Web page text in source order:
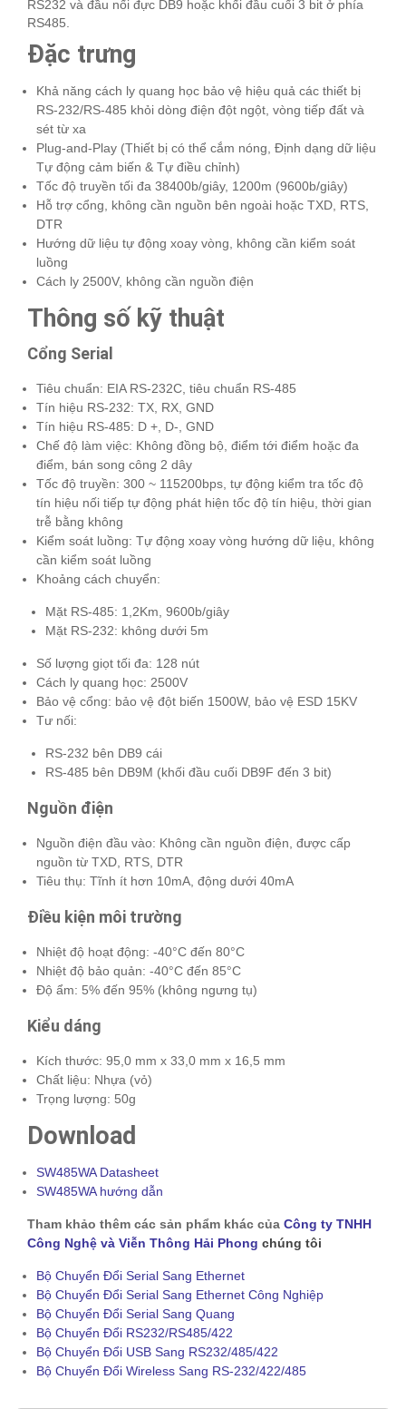
RS232 và đầu nối đực DB9 hoặc khối đầu cuối 3 bit ở phía
RS485.
Đặc trưng
Khả năng cách ly quang học bảo vệ hiệu quả các thiết bị
RS-232/RS-485 khỏi dòng điện đột ngột, vòng tiếp đất và
sét từ xa
Plug-and-Play (Thiết bị có thể cắm nóng, Định dạng dữ liệu
Tự động cảm biến & Tự điều chỉnh)
Tốc độ truyền tối đa 38400b/giây, 1200m (9600b/giây)
Hỗ trợ cổng, không cần nguồn bên ngoài hoặc TXD, RTS,
DTR
Hướng dữ liệu tự động xoay vòng, không cần kiểm soát
luồng
Cách ly 2500V, không cần nguồn điện
Thông số kỹ thuật
Cổng Serial
Tiêu chuẩn: EIA RS-232C, tiêu chuẩn RS-485
Tín hiệu RS-232: TX, RX, GND
Tín hiệu RS-485: D +, D-, GND
Chế độ làm việc: Không đồng bộ, điểm tới điểm hoặc đa
điểm, bán song công 2 dây
Tốc độ truyền: 300 ~ 115200bps, tự động kiểm tra tốc độ
tín hiệu nối tiếp tự động phát hiện tốc độ tín hiệu, thời gian
trễ bằng không
Kiểm soát luồng: Tự động xoay vòng hướng dữ liệu, không
cần kiểm soát luồng
Khoảng cách chuyển:
Mặt RS-485: 1,2Km, 9600b/giây
Mặt RS-232: không dưới 5m
Số lượng giọt tối đa: 128 nút
Cách ly quang học: 2500V
Bảo vệ cổng: bảo vệ đột biến 1500W, bảo vệ ESD 15KV
Tư nối:
RS-232 bên DB9 cái
RS-485 bên DB9M (khối đầu cuối DB9F đến 3 bit)
Nguồn điện
Nguồn điện đầu vào: Không cần nguồn điện, được cấp
nguồn từ TXD, RTS, DTR
Tiêu thụ: Tĩnh ít hơn 10mA, động dưới 40mA
Điều kiện môi trường
Nhiệt độ hoạt động: -40°C đến 80°C
Nhiệt độ bảo quản: -40°C đến 85°C
Độ ẩm: 5% đến 95% (không ngưng tụ)
Kiểu dáng
Kích thước: 95,0 mm x 33,0 mm x 16,5 mm
Chất liệu: Nhựa (vỏ)
Trọng lượng: 50g
Download
SW485WA Datasheet
SW485WA hướng dẫn
Tham khảo thêm các sản phẩm khác của Công ty TNHH
Công Nghệ và Viễn Thông Hải Phong chúng tôi
Bộ Chuyển Đổi Serial Sang Ethernet
Bộ Chuyển Đổi Serial Sang Ethernet Công Nghiệp
Bộ Chuyển Đổi Serial Sang Quang
Bộ Chuyển Đổi RS232/RS485/422
Bộ Chuyển Đổi USB Sang RS232/485/422
Bộ Chuyển Đổi Wireless Sang RS-232/422/485